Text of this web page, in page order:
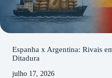
Espanha x Argentina: Rivais
Ditadura
julho 17, 2026